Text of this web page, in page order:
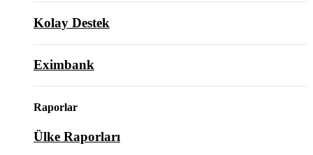
Kolay Destek
Eximbank
Raporlar
Ülke Raporları